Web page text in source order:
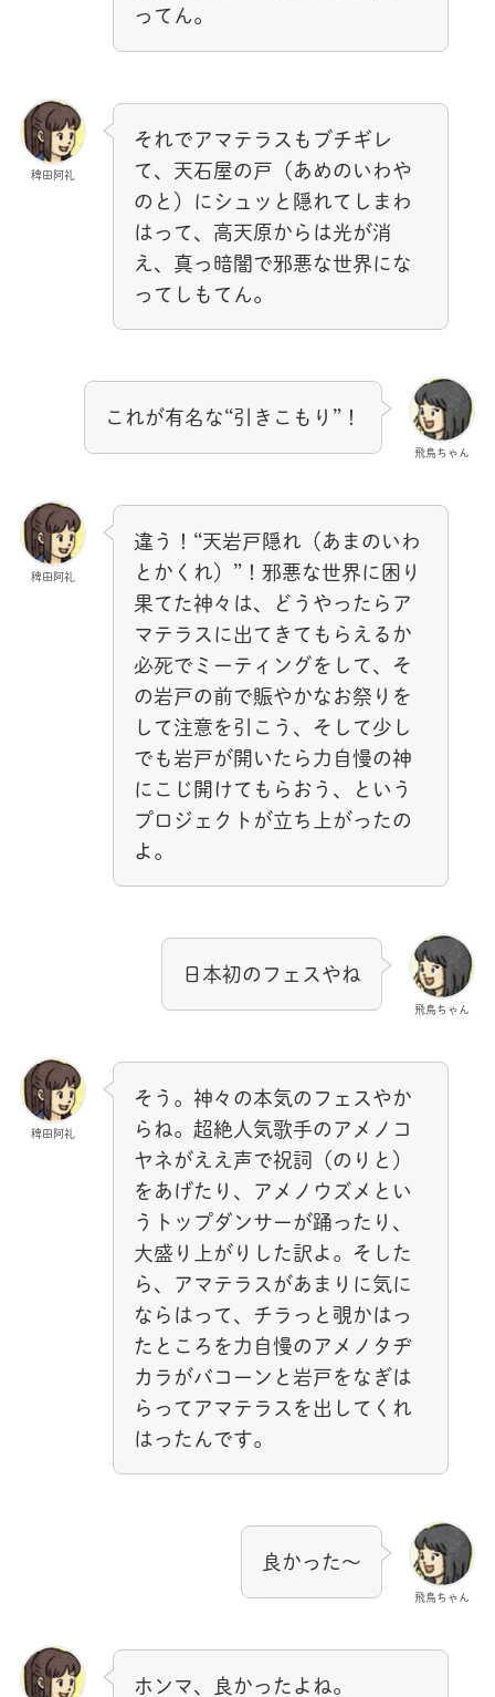
ってん。
稗田阿礼
それでアマテラスもブチギレ
て、天石屋の戸（あめのいわや
のと）にシュッと隠れてしまわ
はって、高天原からは光が消
え、真っ暗闇で邪悪な世界にな
ってしもてん。
飛鳥ちゃん
これが有名な“引きこもり”！
稗田阿礼
違う！“天岩戸隠れ（あまのいわ
とかくれ）”！邪悪な世界に困り
果てた神々は、どうやったらア
マテラスに出てきてもらえるか
必死でミーティングをして、そ
の岩戸の前で賑やかなお祭りを
して注意を引こう、そして少し
でも岩戸が開いたら力自慢の神
にこじ開けてもらおう、という
プロジェクトが立ち上がったの
よ。
飛鳥ちゃん
日本初のフェスやね
稗田阿礼
そう。神々の本気のフェスやか
らね。超絶人気歌手のアメノコ
ヤネがええ声で祝詞（のりと）
をあげたり、アメノウズメとい
うトップダンサーが踊ったり、
大盛り上がりした訳よ。そした
ら、アマテラスがあまりに気に
ならはって、チラっと覗かはっ
たところを力自慢のアメノタヂ
カラがバコーンと岩戸をなぎは
らってアマテラスを出してくれ
はったんです。
飛鳥ちゃん
良かった～
ホンマ、良かったよね。